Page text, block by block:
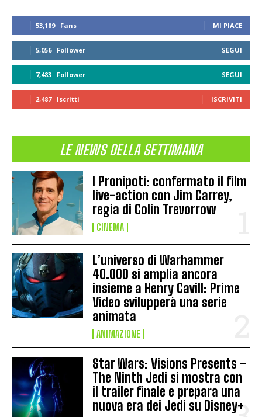
53,189 Fans MI PIACE
5,056 Follower SEGUI
7,483 Follower SEGUI
2,487 Iscritti ISCRIVITI
LE NEWS DELLA SETTIMANA
I Pronipoti: confermato il film
live-action con Jim Carrey,
regia di Colin Trevorrow
CINEMA
L’universo di Warhammer
40.000 si amplia ancora
insieme a Henry Cavill: Prime
Video svilupperà una serie
animata
ANIMAZIONE
Star Wars: Visions Presents –
The Ninth Jedi si mostra con
il trailer finale e prepara una
nuova era dei Jedi su Disney+